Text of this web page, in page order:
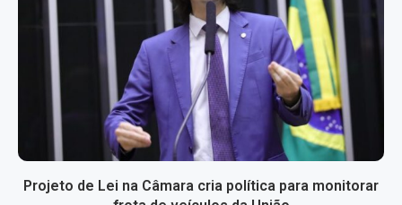
Projeto de Lei na Câmara cria política para monitorar